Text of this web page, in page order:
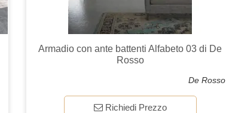
Armadio con ante battenti Alfabeto 03 di De
Rosso
De Rosso
Richiedi Prezzo